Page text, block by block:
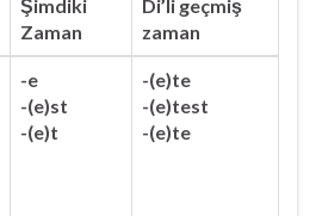
Şimdiki
Zaman
Di’li geçmiş
zaman
-e
-(e)st
-(e)t
-(e)te
-(e)test
-(e)te